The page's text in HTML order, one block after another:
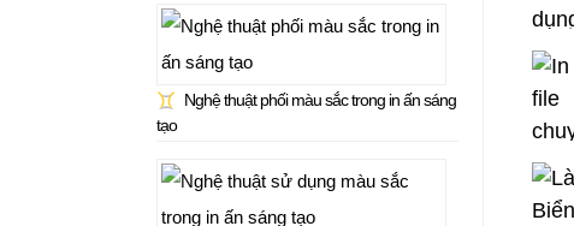
Nghệ thuật phối màu sắc trong in ấn sáng
tạo